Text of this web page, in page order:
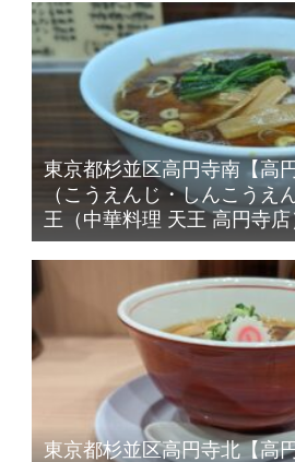
東京都杉並区高円寺南【高
（こうえんじ・しんこうえ
王（中華料理 天王 高円寺
東京都杉並区高円寺北【高